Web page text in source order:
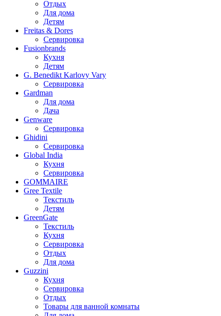
Отдых
Для дома
Детям
Freitas & Dores
Сервировка
Fusionbrands
Кухня
Детям
G. Benedikt Karlovy Vary
Сервировка
Gardman
Для дома
Дача
Genware
Сервировка
Ghidini
Сервировка
Global India
Кухня
Сервировка
GOMMAIRE
Gree Textile
Текстиль
Детям
GreenGate
Текстиль
Кухня
Сервировка
Отдых
Для дома
Guzzini
Кухня
Сервировка
Отдых
Товары для ванной комнаты